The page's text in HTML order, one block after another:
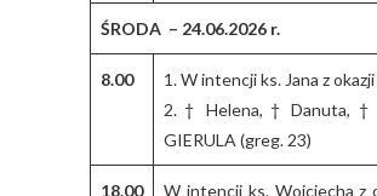
ŚRODA – 24.06.2026 r.
8.00
1. W intencji ks. Jana z
2. † Helena, † Danuta, †
GIERULA (greg. 23)
18.00
W intencji ks. Wojciecha z